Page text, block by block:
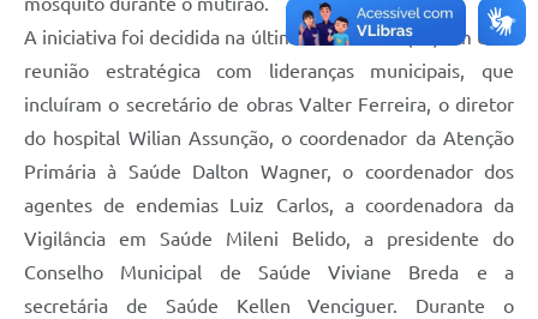
A iniciativa foi decidida na última sexta-feira (24) em uma
reunião estratégica com lideranças municipais, que
incluíram o secretário de obras Valter Ferreira, o diretor
do hospital Wilian Assunção, o coordenador da Atenção
Primária à Saúde Dalton Wagner, o coordenador dos
agentes de endemias Luiz Carlos, a coordenadora da
Vigilância em Saúde Mileni Belido, a presidente do
Conselho Municipal de Saúde Viviane Breda e a
secretária de Saúde Kellen Venciguer. Durante o